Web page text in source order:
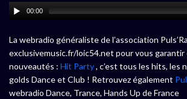
00:00
La webradio généraliste de l’association
exclusivemusic.fr/loic54.net pour vous garantir
nouveautés : Hit Party, c’est tous les hits, les
golds Dance et Club ! Retrouvez également
webradio Dance, Trance, Hands Up de France